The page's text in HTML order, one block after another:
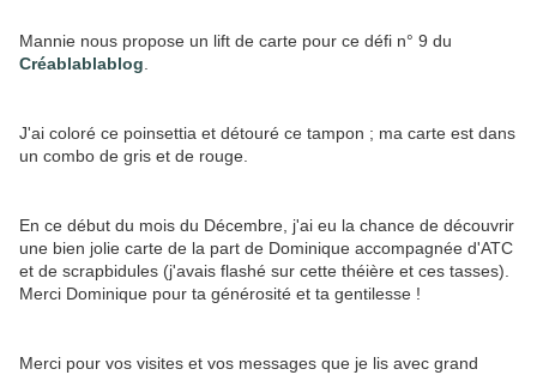
Mannie nous propose un lift de carte pour ce défi n° 9 du
Créablablablog
J'ai coloré ce poinsettia et détouré ce tampon ; ma carte est dans
un combo de gris et de rouge.
En ce début du mois du Décembre, j'ai eu la chance de découvrir
une bien jolie carte de la part de Dominique accompagnée d'ATC
et de scrapbidules (j'avais flashé sur cette théière et ces tasses).
Merci Dominique pour ta générosité et ta gentilesse !
Merci pour vos visites et vos messages que je lis avec grand